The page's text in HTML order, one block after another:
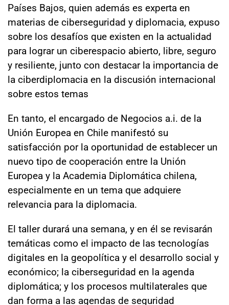
Países Bajos, quien además es experta en
materias de ciberseguridad y diplomacia, expuso
sobre los desafíos que existen en la actualidad
para lograr un ciberespacio abierto, libre, seguro
y resiliente, junto con destacar la importancia de
la ciberdiplomacia en la discusión internacional
sobre estos temas
En tanto, el encargado de Negocios a.i. de la
Unión Europea en Chile manifestó su
satisfacción por la oportunidad de establecer un
nuevo tipo de cooperación entre la Unión
Europea y la Academia Diplomática chilena,
especialmente en un tema que adquiere
relevancia para la diplomacia.
El taller durará una semana, y en él se revisarán
temáticas como el impacto de las tecnologías
digitales en la geopolítica y el desarrollo social y
económico; la ciberseguridad en la agenda
diplomática; y los procesos multilaterales que
dan forma a las agendas de seguridad